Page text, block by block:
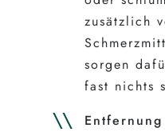
zusätzlich
sorgen
fast nichts